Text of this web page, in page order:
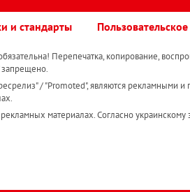
и стандарты
Перепечатка, копирование,
запрещено.
/ "Promoted", являются рекламными и
материалах. Согласно украинскому